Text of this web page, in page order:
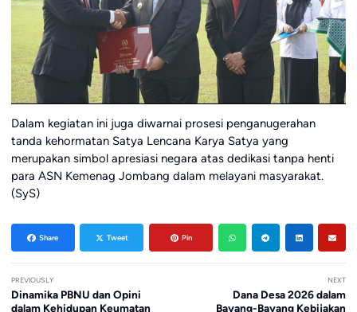
Dalam kegiatan ini juga diwarnai prosesi penganugerahan
tanda kehormatan Satya Lencana Karya Satya yang
merupakan simbol apresiasi negara atas dedikasi tanpa henti
para ASN Kemenag Jombang dalam melayani masyarakat.
(SyS)
Share Tweet Pin
PREVIOUSLY
Dinamika PBNU dan Opini
dalam Kehidupan Keumatan
NEXT
Dana Desa 2026 dalam
Bayang-Bayang Kebijakan